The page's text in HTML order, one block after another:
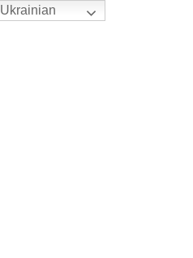
Ukrainian